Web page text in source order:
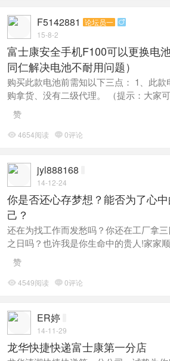
F5142881 论坛员一 
15-8-2
富士康安全手机F100可以更换电
同仁解决电池不耐用问题）
购买此款电池前需知以下三点： 1、此
购拿货、没有二级代理。 （提示：大家
赞
4654阅读 0评论
jyl888168
14-12-24
你是否还心存梦想？能否为了心
己？
还在为找工作而发愁吗？你还在工厂拿
之日吗？也许我是你生命中的贵人!家家
赞
4549阅读 0评论
ER婷
14-11-29
龙华快捷快递富士康第一分店